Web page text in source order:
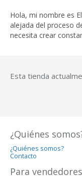
Hola, mi nombre es
alejada del proceso
necesita crear
Esta tienda
¿Quiénes
¿Quiénes somos?
Contacto
Para vendedores